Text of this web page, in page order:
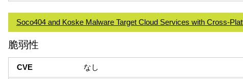
Soco404 and Koske Malware Target Cloud Services with Cross-
脆弱性
CVE なし